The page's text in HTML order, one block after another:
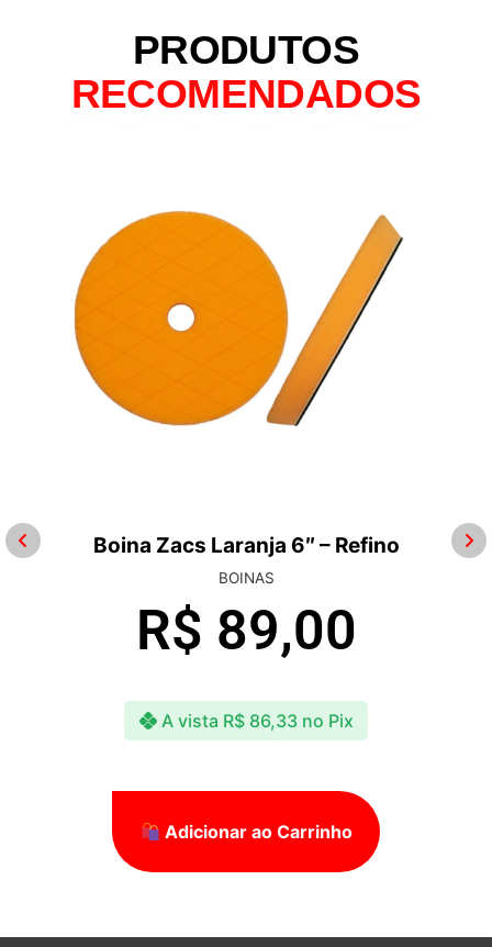
PRODUTOS
RECOMENDADOS
Boina Zacs Laranja 6″ – Refino
BOINAS
R$ 89,00
A vista R$86,33 no Pix
Adicionar ao Carrinho